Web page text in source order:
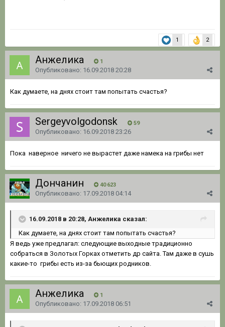
1 2
Анжелика 1
Опубликовано: 16.09.2018 20:28
Как думаете, на днях стоит там попытать счастья?
Sergeyvolgodonsk 59
Опубликовано: 16.09.2018 23:26
Пока наверное ничего не вырастет даже намека на грибы нет
Дончанин 40 623
Опубликовано: 17.09.2018 04:14
16.09.2018 в 20:28, Анжелика сказал:
Как думаете, на днях стоит там попытать счастья?
Я ведь уже предлагал: следующие выходные традиционно
собраться в Золотых Горках отметить др сайта. Там даже в сушь
какие-то грибы есть из-за бьющих родников.
Анжелика 1
Опубликовано: 17.09.2018 06:51